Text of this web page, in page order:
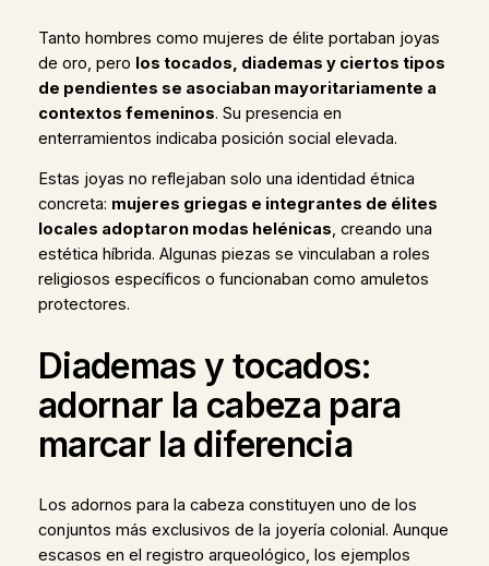
Tanto hombres como mujeres de élite portaban joyas
de oro, pero los tocados, diademas y ciertos tipos
de pendientes se asociaban mayoritariamente a
contextos femeninos. Su presencia en
enterramientos indicaba posición social elevada.
Estas joyas no reflejaban solo una identidad étnica
concreta: mujeres griegas e integrantes de élites
locales adoptaron modas helénicas, creando una
estética híbrida. Algunas piezas se vinculaban a roles
religiosos específicos o funcionaban como amuletos
protectores.
Diademas y tocados:
adornar la cabeza para
marcar la diferencia
Los adornos para la cabeza constituyen uno de los
conjuntos más exclusivos de la joyería colonial. Aunque
escasos en el registro arqueológico, los ejemplos